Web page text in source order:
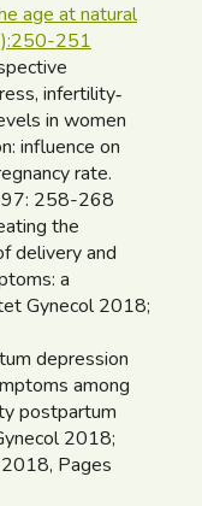
age at natural
251
infertility‐
in women
influence on
rate.
258-268
the
delivery and
a
Gynecol 2018;
depression
among
postpartum
2018;
Pages